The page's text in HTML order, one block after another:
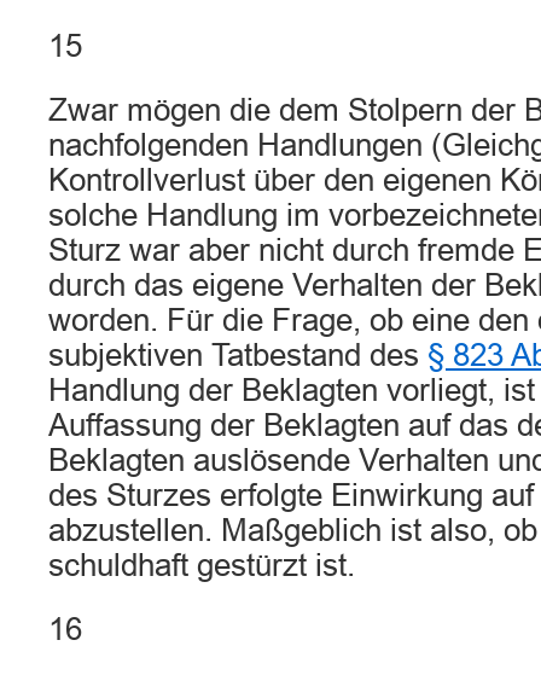
15
Zwar mögen die dem Stolpern der
nachfolgenden Handlungen
Kontrollverlust über den eigenen
solche Handlung im
Sturz war aber nicht durch fremde
durch das eigene Verhalten der
worden. Für die Frage, ob eine den
subjektiven Tatbestand des § 823
Handlung der Beklagten vorliegt,
Auffassung der Beklagten auf das
Beklagten auslösende Verhalten
des Sturzes erfolgte Einwirkung
abzustellen. Maßgeblich ist also,
schuldhaft gestürzt ist.
16